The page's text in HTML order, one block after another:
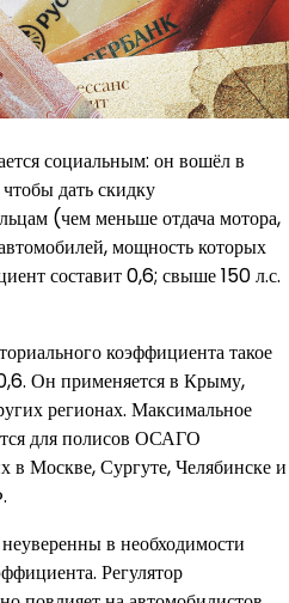
социальным: он вошёл в
дать скидку
(чем меньше отдача мотора,
мощность которых
составит 0,6; свыше 150 л.с.
коэффициента такое
Он применяется в Крыму,
регионах. Максимальное
для полисов ОСАГО
в Москве, Сургуте, Челябинске и
в необходимости
Регулятор